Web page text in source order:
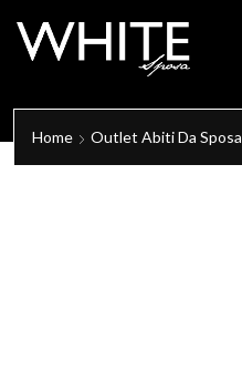
Home Outlet Abiti Da Sposa